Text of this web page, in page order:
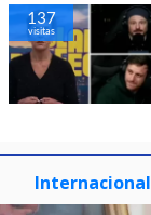
137
visitas
Internacional